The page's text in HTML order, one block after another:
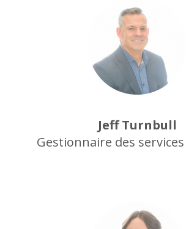
Jeff Turnbull
Gestionnaire des